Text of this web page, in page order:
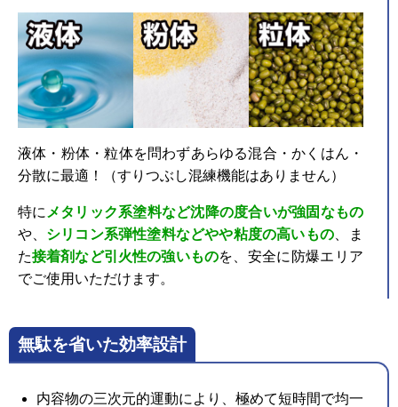
液体・粉体・粒体を問わずあらゆる混合・かくはん・
分散に最適！（すりつぶし混練機能はありません）
特に メタリック系塗料など沈降の度合いが強固なもの
や、 シリコン系弾性塗料などやや粘度の高いもの 、ま
た接着剤など引火性の強いものを、安全に防爆エリア
でご使用いただけます。
無駄を省いた効率設計
内容物の三次元的運動により、極めて短時間で均一